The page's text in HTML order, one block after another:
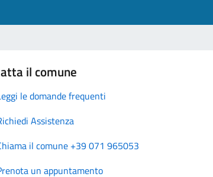
il comune
le domande frequenti
Assistenza
il comune +39 071 965053
un appuntamento